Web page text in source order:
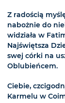
Z radością
nabożnie do
widziała w
Najświętsza
swej córki na
Oblubieńcem.
Ciebie,
Karmelu w